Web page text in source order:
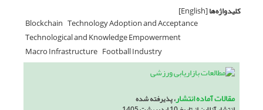
کلیدواژه‌ها[English]
Blockchain Technology Adoption and Acceptance
Technological and Knowledge Empowerment
Macro Infrastructure Football Industry
مقالات آماده انتشار، پذیرفته شده